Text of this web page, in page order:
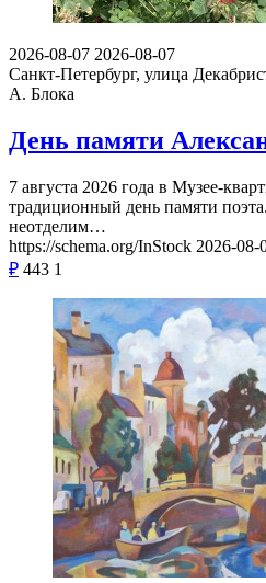
2026-08-07 2026-08-07
Санкт-Петербург, улица
А. Блока
День памяти
7 августа 2026 года в Музее-
традиционный день памяти
неотделим…
https://schema.org/InStock 2026-08-
₽ 443 1